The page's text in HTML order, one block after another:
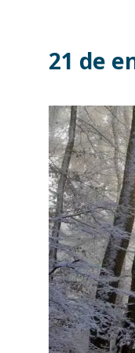
21 de